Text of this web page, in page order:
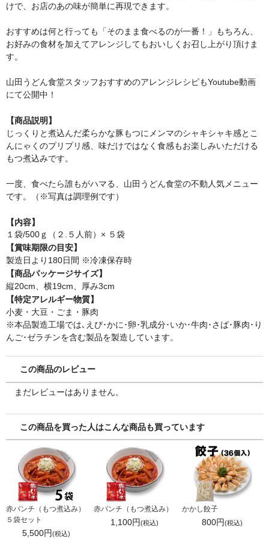
けで、お店のあの味が簡単に再現できます。
おすすめは何と行っても「そのまま食べるのが一番！」もちろん、
お好みの食材を加えてアレンジしてもおいしくお召し上がり頂けま
す。
山田うどん食堂スタッフおすすめのアレンジレシピもYoutube動画
にて公開中！
【商品説明】
じっくりと煮込んだ柔らかな豚もつにメンマのシャキシャキ感とこ
んにゃくのプリプリ感、味だけではなく食感もお楽しみいただける
もつ煮込みです。
一度、食べたら誰もがハマる、山田うどん食堂の不動人気メニュー
です。（※写真は調理例です）
【内容】
１袋/500ｇ（２.５人前）× ５袋
【賞味期限の目安】
製造日より180日間 ※冷凍保存時
【商品パッケージサイズ】
縦20cm、横19cm、厚み3cm
【特定アレルギー物質】
小麦・大豆・ごま・豚肉
※本品製造工場では､えび･かに･卵･乳成分･いか･牛肉･さば･豚肉･り
んご･ゼラチンを含む製品を製造しています。
この商品のレビュー
まだレビューはありません。
この商品を買った人はこんな商品も買っています
赤パンチ（もつ煮込み）
５袋セット
5,500円(税込)
赤パンチ（もつ煮込み）
1,100円(税込)
かかし餃子
800円(税込)